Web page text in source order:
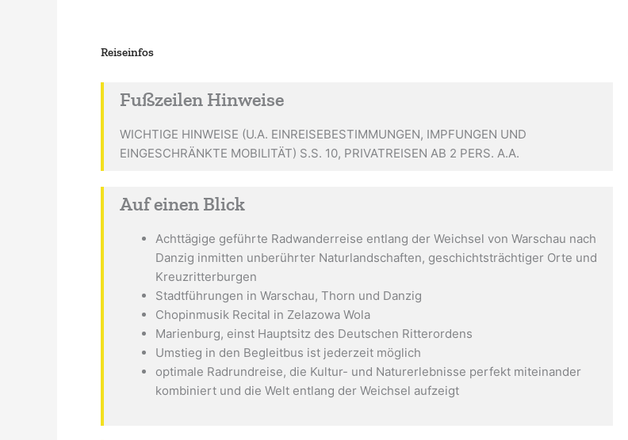
Reiseinfos
Fußzeilen Hinweise
WICHTIGE HINWEISE (U.A. EINREISEBESTIMMUNGEN, IMPFUNGEN UND
EINGESCHRÄNKTE MOBILITÄT) S.S. 10, PRIVATREISEN AB 2 PERS. A.A.
Auf einen Blick
Achttägige geführte Radwanderreise entlang der Weichsel von Warschau nach
Danzig inmitten unberührter Naturlandschaften, geschichtsträchtiger Orte und
Kreuzritterburgen
Stadtführungen in Warschau, Thorn und Danzig
Chopinmusik Recital in Zelazowa Wola
Marienburg, einst Hauptsitz des Deutschen Ritterordens
Umstieg in den Begleitbus ist jederzeit möglich
optimale Radrundreise, die Kultur- und Naturerlebnisse perfekt miteinander
kombiniert und die Welt entlang der Weichsel aufzeigt